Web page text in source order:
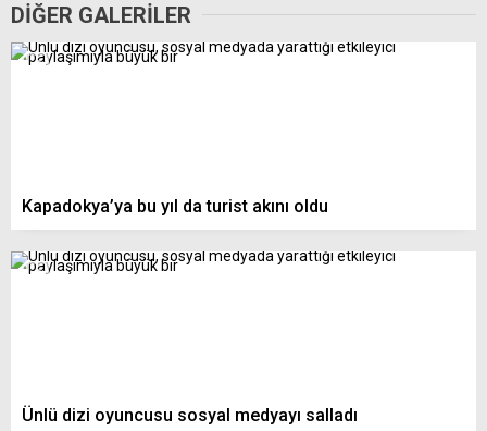
DİĞER GALERİLER
Kapadokya’ya bu yıl da turist akını oldu
Ünlü dizi oyuncusu sosyal medyayı salladı